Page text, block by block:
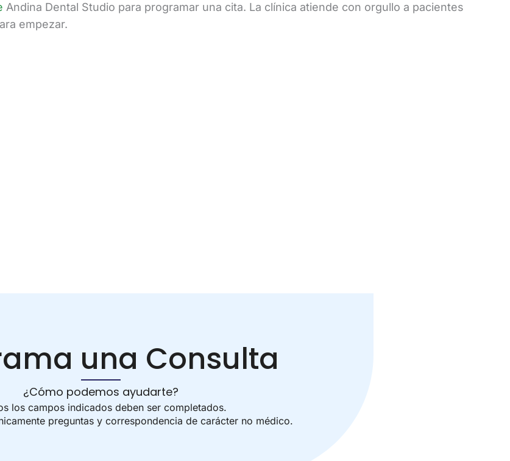
Andina Dental Studio para programar una cita. La clínica atiende con orgullo a pacientes
empezar.
una Consulta
¿Cómo podemos ayudarte?
los campos indicados deben ser completados.
preguntas y correspondencia de carácter no médico.